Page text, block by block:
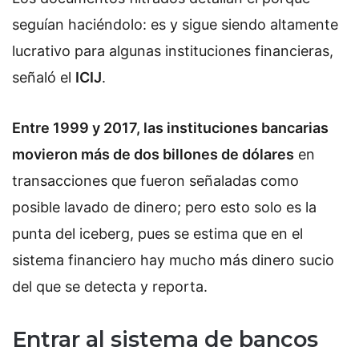
seguían haciéndolo: es y sigue siendo altamente
lucrativo para algunas instituciones financieras,
señaló el ICIJ.
Entre 1999 y 2017, las instituciones bancarias
movieron más de dos billones de dólares en
transacciones que fueron señaladas como
posible lavado de dinero; pero esto solo es la
punta del iceberg, pues se estima que en el
sistema financiero hay mucho más dinero sucio
del que se detecta y reporta.
Entrar al sistema de bancos